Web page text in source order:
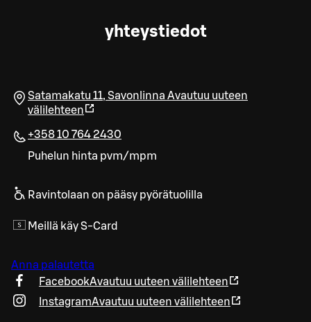
yhteystiedot
Satamakatu 11, Savonlinna Avautuu uuteen
välilehteen
+358 10 764 2430
Puhelun hinta pvm/mpm
Ravintolaan on pääsy pyörätuolilla
Meillä käy S-Card
Anna palautetta
FacebookAvautuu uuteen välilehteen
InstagramAvautuu uuteen välilehteen